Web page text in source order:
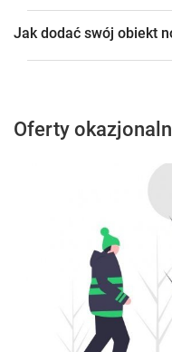
Jak dodać swój obiekt
Oferty